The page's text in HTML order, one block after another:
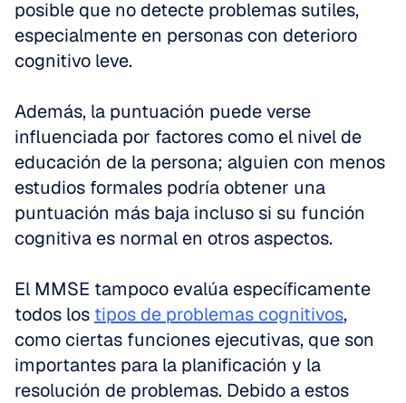
posible que no detecte problemas sutiles,
especialmente en personas con deterioro
cognitivo leve.
Además, la puntuación puede verse
influenciada por factores como el nivel de
educación de la persona; alguien con menos
estudios formales podría obtener una
puntuación más baja incluso si su función
cognitiva es normal en otros aspectos.
El MMSE tampoco evalúa específicamente
todos los tipos de problemas cognitivos,
como ciertas funciones ejecutivas, que son
importantes para la planificación y la
resolución de problemas. Debido a estos